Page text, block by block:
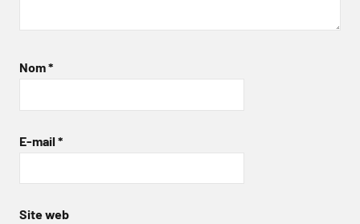
Nom*
E-mail *
Site web